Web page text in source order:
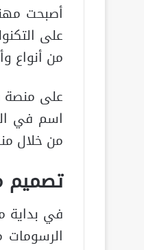
أصبحت
على
من أنواع
على منصة
اسم في
من خلال
تصميم
في بداية
الرسومات